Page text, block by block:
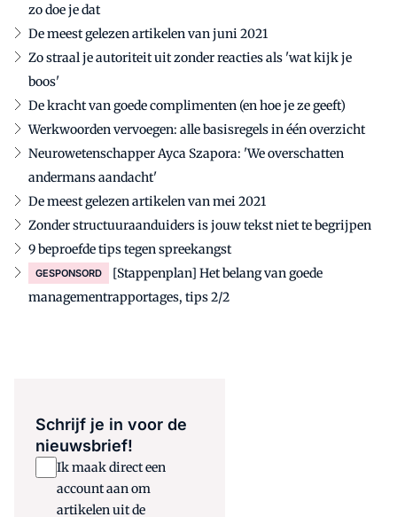
zo doe je dat
De meest gelezen artikelen van juni 2021
Zo straal je autoriteit uit zonder reacties als 'wat kijk je
boos'
De kracht van goede complimenten (en hoe je ze geeft)
Werkwoorden vervoegen: alle basisregels in één overzicht
Neurowetenschapper Ayca Szapora: 'We overschatten
andermans aandacht'
De meest gelezen artikelen van mei 2021
Zonder structuuraanduiders is jouw tekst niet te begrijpen
9 beproefde tips tegen spreekangst
GESPONSORD
[Stappenplan] Het belang van goede
managementrapportages, tips 2/2
Schrijf je in voor de
nieuwsbrief!
Ik maak direct een
account aan om
artikelen uit de